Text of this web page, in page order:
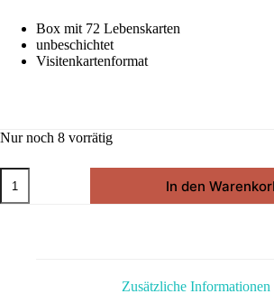
Box mit 72 Lebenskarten
unbeschichtet
Visitenkartenformat
Nur noch 8 vorrätig
Lebenskarten
Kinder
Menge
In den
Zusätzliche Informationen